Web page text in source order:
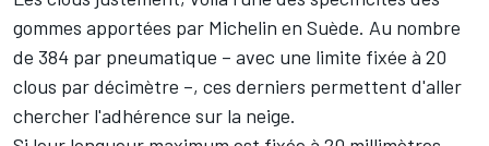
gommes apportées par Michelin en Suède. Au nombre
de 384 par pneumatique – avec une limite fixée à 20
clous par décimètre –, ces derniers permettent d'aller
chercher l'adhérence sur la neige.